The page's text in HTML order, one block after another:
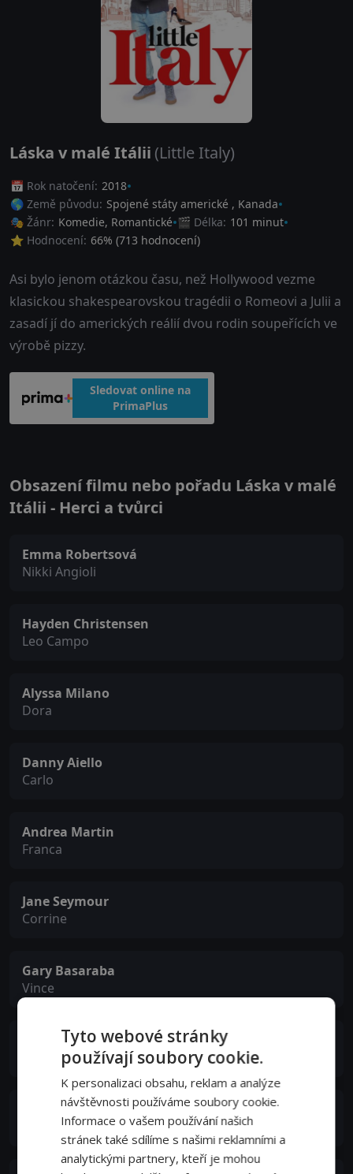
Láska v malé Itálii (Little Italy)
📅 Rok natočení: 2018
🌎 Země původu: Spojené státy americké , Kanada
🎭 Žánr: Komedie, Romantické 🎬 Délka: 101 minut
⭐ Hodnocení: 66% (713 hodnocení)
Asi bylo jenom otázkou času, než Hollywood vezme
klasickou shakespearovskou tragédii o Romeovi a Julii a
zasadí jí do amerických reálií dvou rodin soupeřících ve
výrobě pizzy.
Sledovat online na
PrimaPlus
Obsazení filmu nebo pořadu Láska v malé
Itálii - Herci a tvůrci
Emma Robertsová
Nikki Angioli
Hayden Christensen
Leo Campo
Alyssa Milano
Dora
Danny Aiello
Carlo
Andrea Martin
Franca
Jane Seymour
Corrine
Gary Basaraba
Vince
Adam Ferrara
Andrew Phung
Tyto webové stránky
používají soubory cookie.
K personalizaci obsahu, reklam a analýze
návštěvnosti používáme soubory cookie.
Informace o vašem používání našich
stránek také sdílíme s našimi reklamními a
analytickými partnery, kteří je mohou